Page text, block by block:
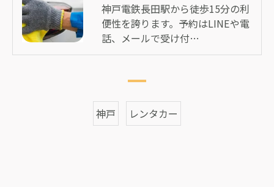
神戸電鉄長田駅から徒歩15分の利
便性を誇ります。予約はLINEや電
話、メールで受け付…
神戸 レンタカー